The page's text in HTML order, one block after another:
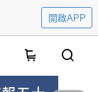
開啟APP